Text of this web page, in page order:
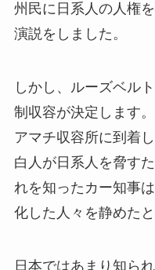
州民に日系人の人権
演説をしました。
しかし、ルーズベル
制収容が決定します
アマチ収容所に到着
白人が日系人を脅す
れを知ったカー知事
化した人々を静めた
日本ではあまり知ら